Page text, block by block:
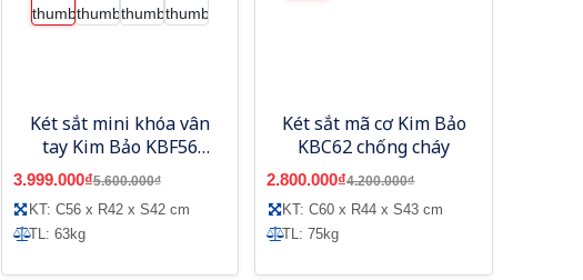
Két sắt mini khóa vân
tay Kim Bảo KBF56
chống cháy
3.999.000₫5.600.000₫
KT: C56 x R42 x S42 cm
TL: 63kg
Két sắt mã cơ Kim Bảo
KBC62 chống cháy
2.800.000₫4.200.000₫
KT: C60 x R44 x S43 cm
TL: 75kg